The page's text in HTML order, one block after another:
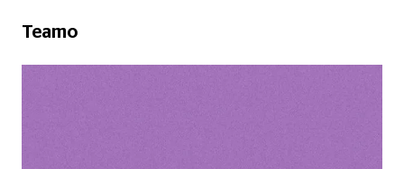
Teamo